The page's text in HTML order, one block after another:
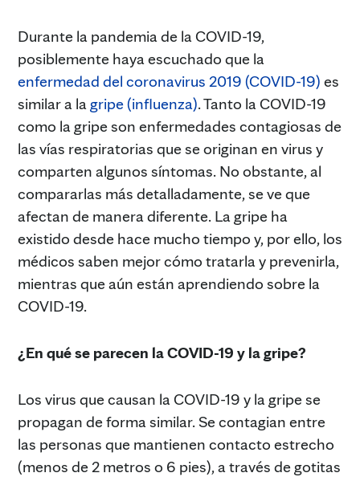
Durante la pandemia de la COVID-19,
posiblemente haya escuchado que la
enfermedad del coronavirus 2019 (COVID-19) es
similar a la gripe (influenza). Tanto la COVID-19
como la gripe son enfermedades contagiosas de
las vías respiratorias que se originan en virus y
comparten algunos síntomas. No obstante, al
compararlas más detalladamente, se ve que
afectan de manera diferente. La gripe ha
existido desde hace mucho tiempo y, por ello, los
médicos saben mejor cómo tratarla y prevenirla,
mientras que aún están aprendiendo sobre la
COVID-19.
¿En qué se parecen la COVID-19 y la gripe?
Los virus que causan la COVID-19 y la gripe se
propagan de forma similar. Se contagian entre
las personas que mantienen contacto estrecho
(menos de 2 metros o 6 pies), a través de gotitas